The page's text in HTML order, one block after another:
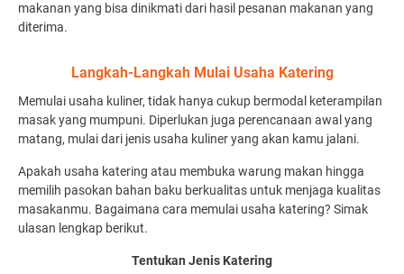
makanan yang bisa dinikmati dari hasil pesanan makanan yang
diterima.
Langkah-Langkah Mulai Usaha Katering
Memulai usaha kuliner, tidak hanya cukup bermodal keterampilan
masak yang mumpuni. Diperlukan juga perencanaan awal yang
matang, mulai dari jenis usaha kuliner yang akan kamu jalani.
Apakah usaha katering atau membuka warung makan hingga
memilih pasokan bahan baku berkualitas untuk menjaga kualitas
masakanmu. Bagaimana cara memulai usaha katering? Simak
ulasan lengkap berikut.
Tentukan Jenis Katering